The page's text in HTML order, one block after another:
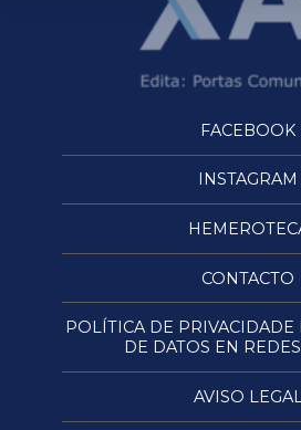
FACEBOOK
INSTAGRAM
CONTACTO
POLÍTICA DE
DE DATOS EN
AVISO